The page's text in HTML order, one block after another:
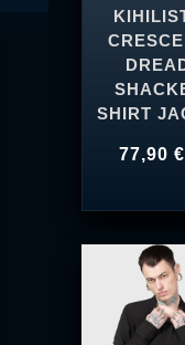
SHIRT
77,90